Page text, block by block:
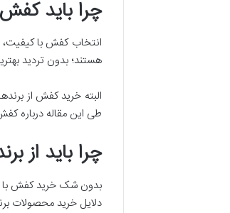
چرا باید
انتخاب کفش با
هستند؛ بدون تردید
البته خرید کفش از
طی این مقاله درباره
چرا باید از
بدون شک خرید کفش با
دلایل خرید محصولات